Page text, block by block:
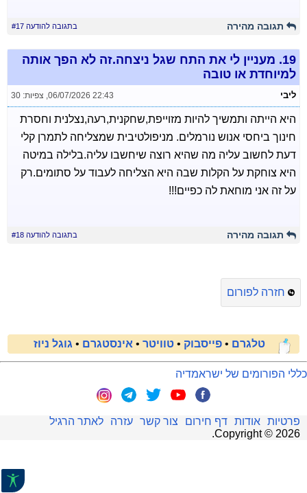
תגובה מהירה בתגובה להודעה #17
19. מעניין לי את התח שגל ניצחה.זה לא הפך אותה
למיוחדת או טובה
ליבי 06/07/2026 22:43
, צפיות: 30
היא הייתה ותמשיך להיות מזוייפת,שחקנית,רעה,נצלנית וחסרת
חינוך ביחסי אנוש נורמלים. מניפולטיבית שמצליחה לתמרן קלי
דעת לחשוב עליה מה שהיא רוצה שיחשבו עליה.בלילה במיטה
היא צוחקת על הקלות שבה היא הצליחה לעבוד על סתומים.רק
על זה אני מוחאת לה כפיים!!!
תגובה מהירה בתגובה להודעה #18
חזרה לפורום
טלגרם • פייסבוק • טוויטר • אינסטגרם • גוגל ניוז
כללי הפורומים של ישראמדיה
פרטיות אודות דף חירום צור קשר עזרה
לאתר הרגיל
Copyright © 2026
.